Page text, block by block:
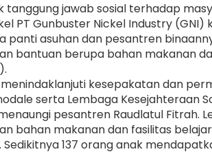
tanggung jawab sosial terhadap
PT Gunbuster Nickel Industry (GNI)
panti asuhan dan pesantren
bantuan berupa bahan makanan
kesepakatan dan
serta Lembaga Kesejahteraan
pesantren Raudlatul Fitrah.
bahan makanan dan fasilitas
137 orang anak